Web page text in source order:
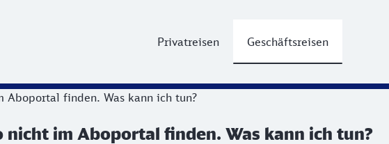
Privatreisen Geschäftsreisen
Aboportal finden. Was kann ich tun?
nicht im Aboportal finden. Was kann ich tun?